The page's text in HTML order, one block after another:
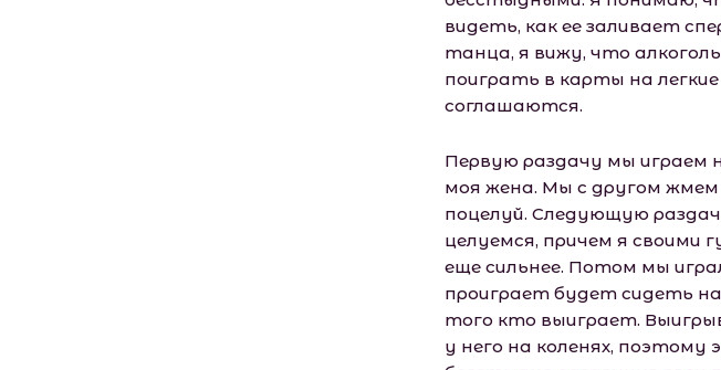
видеть, как ее заливает
танца, я вижу, что
поиграть в карты на
соглашаются.
Первую раздачу мы играем
моя жена. Мы с другом
поцелуй. Следующую
целуемся, причем я своими
еще сильнее. Потом мы
проиграет будет сидеть
того кто выиграет.
у него на коленях,